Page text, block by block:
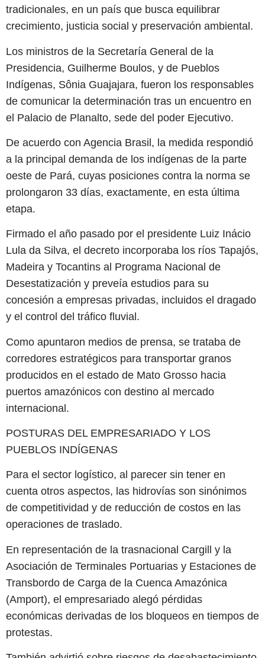
tradicionales, en un país que busca equilibrar
crecimiento, justicia social y preservación ambiental.
Los ministros de la Secretaría General de la
Presidencia, Guilherme Boulos, y de Pueblos
Indígenas, Sônia Guajajara, fueron los responsables
de comunicar la determinación tras un encuentro en
el Palacio de Planalto, sede del poder Ejecutivo.
De acuerdo con Agencia Brasil, la medida respondió
a la principal demanda de los indígenas de la parte
oeste de Pará, cuyas posiciones contra la norma se
prolongaron 33 días, exactamente, en esta última
etapa.
Firmado el año pasado por el presidente Luiz Inácio
Lula da Silva, el decreto incorporaba los ríos Tapajós,
Madeira y Tocantins al Programa Nacional de
Desestatización y preveía estudios para su
concesión a empresas privadas, incluidos el dragado
y el control del tráfico fluvial.
Como apuntaron medios de prensa, se trataba de
corredores estratégicos para transportar granos
producidos en el estado de Mato Grosso hacia
puertos amazónicos con destino al mercado
internacional.
POSTURAS DEL EMPRESARIADO Y LOS
PUEBLOS INDÍGENAS
Para el sector logístico, al parecer sin tener en
cuenta otros aspectos, las hidrovías son sinónimos
de competitividad y de reducción de costos en las
operaciones de traslado.
En representación de la trasnacional Cargill y la
Asociación de Terminales Portuarias y Estaciones de
Transbordo de Carga de la Cuenca Amazónica
(Amport), el empresariado alegó pérdidas
económicas derivadas de los bloqueos en tiempos de
protestas.